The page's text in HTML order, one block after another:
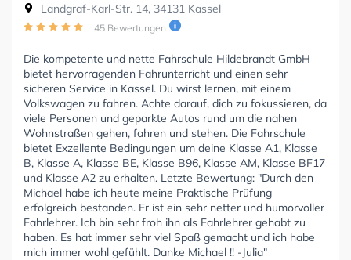
Landgraf-Karl-Str. 14, 34131 Kassel
45 Bewertungen
Die kompetente und nette Fahrschule Hildebrandt GmbH
bietet hervorragenden Fahrunterricht und einen sehr
sicheren Service in Kassel. Du wirst lernen, mit einem
Volkswagen zu fahren. Achte darauf, dich zu fokussieren, da
viele Personen und geparkte Autos rund um die nahen
Wohnstraßen gehen, fahren und stehen. Die Fahrschule
bietet Exzellente Bedingungen um deine Klasse A1, Klasse
B, Klasse A, Klasse BE, Klasse B96, Klasse AM, Klasse BF17
und Klasse A2 zu erhalten. Letzte Bewertung: "Durch den
Michael habe ich heute meine Praktische Prüfung
erfolgreich bestanden. Er ist ein sehr netter und humorvoller
Fahrlehrer. Ich bin sehr froh ihn als Fahrlehrer gehabt zu
haben. Es hat immer sehr viel Spaß gemacht und ich habe
mich immer wohl gefühlt. Danke Michael !! -Julia"